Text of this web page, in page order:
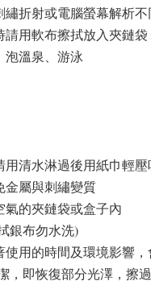
折射或電腦螢幕解析
用軟布擦拭放入夾鏈袋
溫泉、游泳
清水淋過後用紙巾輕壓
屬與刺繡變質
的夾鏈袋或盒子內
銀布勿水洗)
用的時間及環境影響，
，即恢復部分光澤，擦